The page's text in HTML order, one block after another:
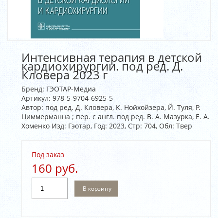
Интенсивная терапия в детской
кардиохирургии. под ред. Д.
Кловера 2023 г
Бренд: ГЭОТАР-Медиа
Артикул: 978-5-9704-6925-5
Автор: под ред. Д. Кловера, К. Нойхойзера, Й. Туля, Р.
Циммерманна ; пер. с англ. под ред. В. А. Мазурка, Е. А.
Хоменко Изд: Гэотар, Год: 2023, Стр: 704, Обл: Твер
Под заказ
160 руб.
В корзину